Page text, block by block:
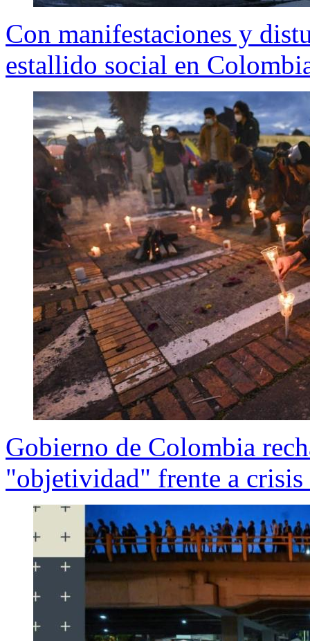
Con manifestaciones y
estallido social en
Gobierno de Colombia
"objetividad" frente a crisis